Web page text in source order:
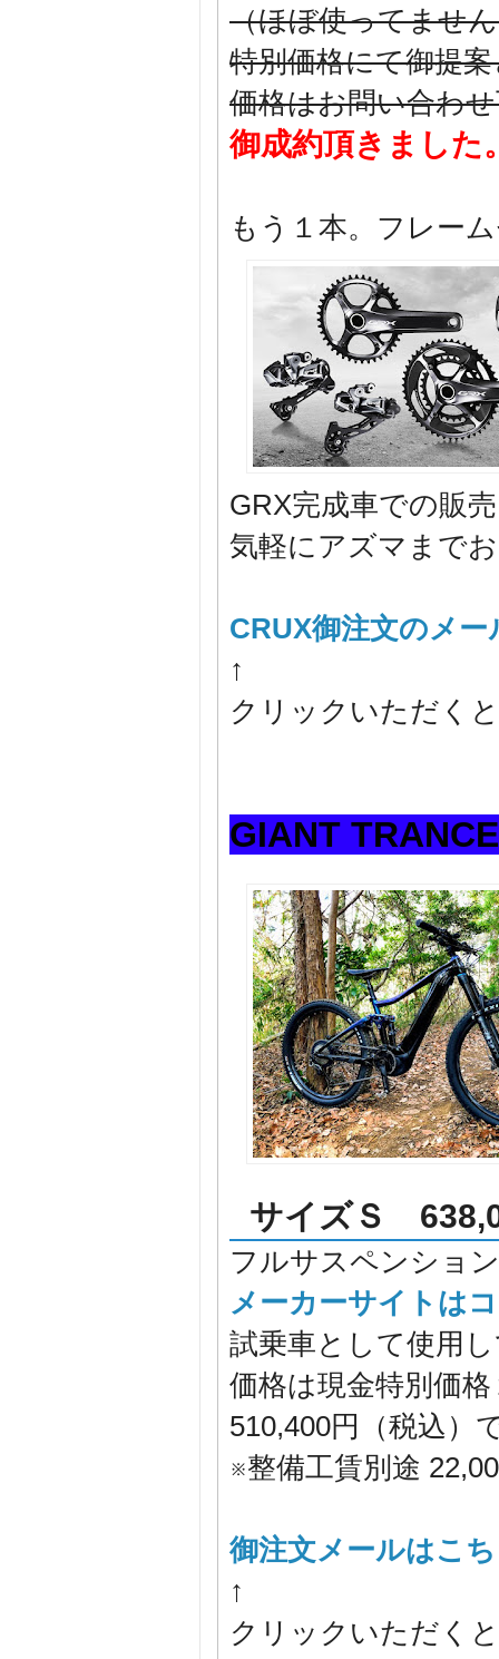
（ほぼ使ってませ
特別価格にて御提
価格はお問い合わ
御成約頂きました
もう１本。フレー
GRX完成車での販
気軽にアズマまで
CRUX御注文のメ
↑
クリックいただく
GIANT
サイズＳ
フルサスペンショ
メーカーサイトは
試乗車として使用
価格は現金特別価
510,400円（税込）
※整備工賃別途
御注文メールはこ
↑
クリックいただく